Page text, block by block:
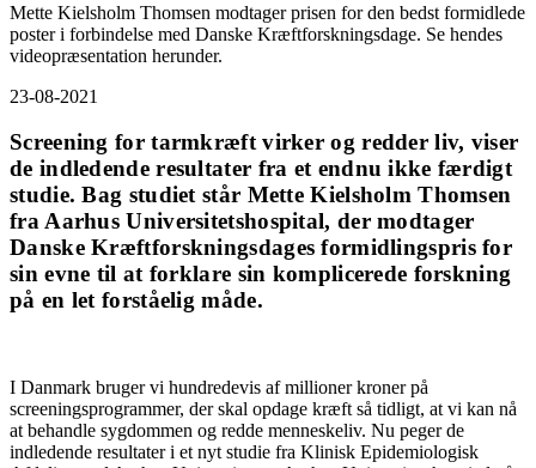
Mette Kielsholm Thomsen modtager prisen for den bedst formidlede
poster i forbindelse med Danske Kræftforskningsdage. Se hendes
videopræsentation herunder.
23-08-2021
Screening for tarmkræft virker og redder liv, viser
de indledende resultater fra et endnu ikke færdigt
studie. Bag studiet står Mette Kielsholm Thomsen
fra Aarhus Universitetshospital, der modtager
Danske Kræftforskningsdages formidlingspris for
sin evne til at forklare sin komplicerede forskning
på en let forståelig måde.
I Danmark bruger vi hundredevis af millioner kroner på
screeningsprogrammer, der skal opdage kræft så tidligt, at vi kan nå
at behandle sygdommen og redde menneskeliv. Nu peger de
indledende resultater i et nyt studie fra Klinisk Epidemiologisk